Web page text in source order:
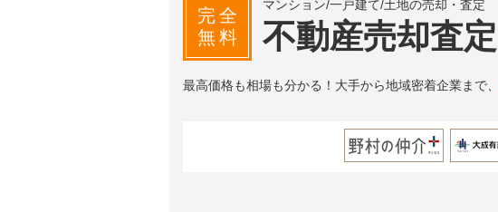
完全
無料
マンション/一戸建て/土地の売却・査定
不動産売却査定
最高価格も相場も分かる！大手から地域密着企業まで、